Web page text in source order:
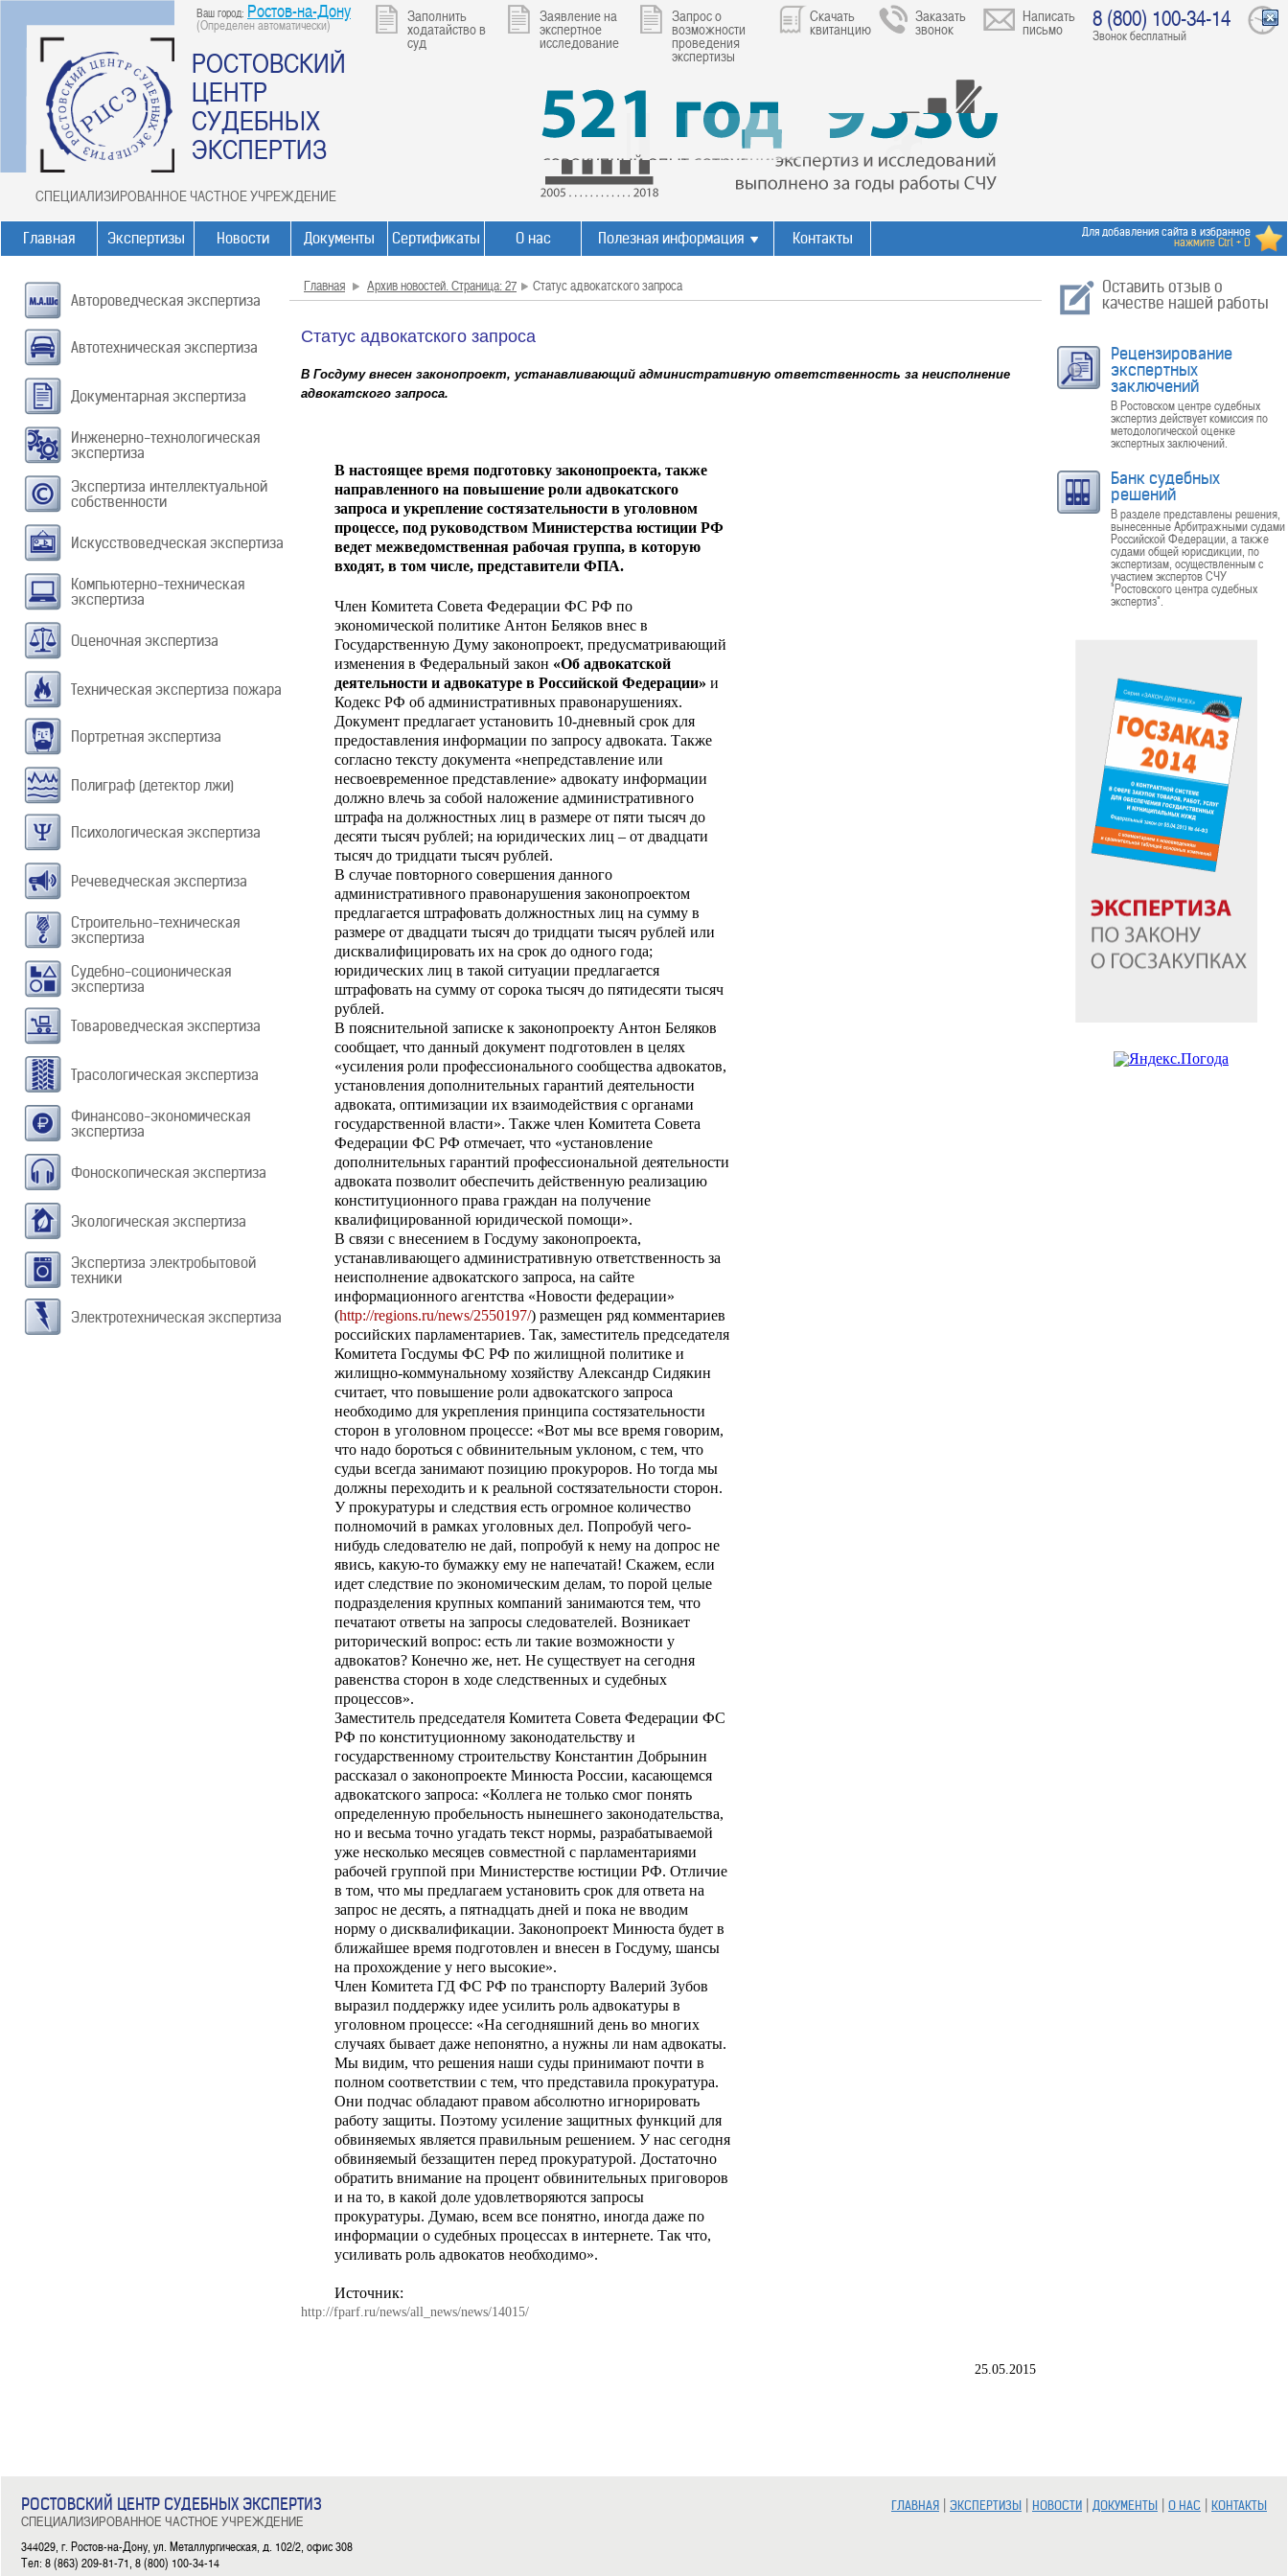
Ваш город: Ростов-на-Дону
(Определен автоматически)
РОСТОВСКИЙ
ЦЕНТР
СУДЕБНЫХ
ЭКСПЕРТИЗ
СПЕЦИАЛИЗИРОВАННОЕ ЧАСТНОЕ УЧРЕЖДЕНИЕ
Заполнить
ходатайство в
суд
Заявление на
экспертное
исследование
Запрос о
возможности
проведения
экспертизы
Скачать
квитанцию
Заказать
звонок
Написать
письмо 8 (800) 100-34-14
Звонок бесплатный
Главная Экспертизы Новости Документы Сертификаты О нас Полезная информация Контакты Для добавления сайта в избранное
нажмите Ctrl + D
Автороведческая экспертиза
Автотехническая экспертиза
Документарная экспертиза
Инженерно-технологическая
экспертиза
Экспертиза интеллектуальной
собственности
Искусствоведческая экспертиза
Компьютерно-техническая
экспертиза
Оценочная экспертиза
Техническая экспертиза пожара
Портретная экспертиза
Полиграф (детектор лжи)
Психологическая экспертиза
Речеведческая экспертиза
Строительно-техническая
экспертиза
Судебно-соционическая
экспертиза
Товароведческая экспертиза
Трасологическая экспертиза
Финансово-экономическая
экспертиза
Фоноскопическая экспертиза
Экологическая экспертиза
Экспертиза электробытовой
техники
Электротехническая экспертиза
Главная Архив новостей. Страница: 27 Статус адвокатского запроса
Статус адвокатского запроса
В Госдуму внесен законопроект, устанавливающий административную ответственность за неисполнение
адвокатского запроса.
В настоящее время подготовку законопроекта, также
направленного на повышение роли адвокатского
запроса и укрепление состязательности в уголовном
процессе, под руководством Министерства юстиции РФ
ведет межведомственная рабочая группа, в которую
входят, в том числе, представители ФПА.
Член Комитета Совета Федерации ФС РФ по
экономической политике Антон Беляков внес в
Государственную Думу законопроект, предусматривающий
изменения в Федеральный закон «Об адвокатской
деятельности и адвокатуре в Российской Федерации» и
Кодекс РФ об административных правонарушениях.
Документ предлагает установить 10-дневный срок для
предоставления информации по запросу адвоката. Также
согласно тексту документа «непредставление или
несвоевременное представление» адвокату информации
должно влечь за собой наложение административного
штрафа на должностных лиц в размере от пяти тысяч до
десяти тысяч рублей; на юридических лиц – от двадцати
тысяч до тридцати тысяч рублей.
В случае повторного совершения данного
административного правонарушения законопроектом
предлагается штрафовать должностных лиц на сумму в
размере от двадцати тысяч до тридцати тысяч рублей или
дисквалифицировать их на срок до одного года;
юридических лиц в такой ситуации предлагается
штрафовать на сумму от сорока тысяч до пятидесяти тысяч
рублей.
В пояснительной записке к законопроекту Антон Беляков
сообщает, что данный документ подготовлен в целях
«усиления роли профессионального сообщества адвокатов,
установления дополнительных гарантий деятельности
адвоката, оптимизации их взаимодействия с органами
государственной власти». Также член Комитета Совета
Федерации ФС РФ отмечает, что «установление
дополнительных гарантий профессиональной деятельности
адвоката позволит обеспечить действенную реализацию
конституционного права граждан на получение
квалифицированной юридической помощи».
В связи с внесением в Госдуму законопроекта,
устанавливающего административную ответственность за
неисполнение адвокатского запроса, на сайте
информационного агентства «Новости федерации»
(http://regions.ru/news/2550197/) размещен ряд комментариев
российских парламентариев. Так, заместитель председателя
Комитета Госдумы ФС РФ по жилищной политике и
жилищно-коммунальному хозяйству Александр Сидякин
считает, что повышение роли адвокатского запроса
необходимо для укрепления принципа состязательности
сторон в уголовном процессе: «Вот мы все время говорим,
что надо бороться с обвинительным уклоном, с тем, что
судьи всегда занимают позицию прокуроров. Но тогда мы
должны переходить и к реальной состязательности сторон.
У прокуратуры и следствия есть огромное количество
полномочий в рамках уголовных дел. Попробуй чего-
нибудь следователю не дай, попробуй к нему на допрос не
явись, какую-то бумажку ему не напечатай! Скажем, если
идет следствие по экономическим делам, то порой целые
подразделения крупных компаний занимаются тем, что
печатают ответы на запросы следователей. Возникает
риторический вопрос: есть ли такие возможности у
адвокатов? Конечно же, нет. Не существует на сегодня
равенства сторон в ходе следственных и судебных
процессов».
Заместитель председателя Комитета Совета Федерации ФС
РФ по конституционному законодательству и
государственному строительству Константин Добрынин
рассказал о законопроекте Минюста России, касающемся
адвокатского запроса: «Коллега не только смог понять
определенную пробельность нынешнего законодательства,
но и весьма точно угадать текст нормы, разрабатываемой
уже несколько месяцев совместной с парламентариями
рабочей группой при Министерстве юстиции РФ. Отличие
в том, что мы предлагаем установить срок для ответа на
запрос не десять, а пятнадцать дней и пока не вводим
норму о дисквалификации. Законопроект Минюста будет в
ближайшее время подготовлен и внесен в Госдуму, шансы
на прохождение у него высокие».
Член Комитета ГД ФС РФ по транспорту Валерий Зубов
выразил поддержку идее усилить роль адвокатуры в
уголовном процессе: «На сегодняшний день во многих
случаях бывает даже непонятно, а нужны ли нам адвокаты.
Мы видим, что решения наши суды принимают почти в
полном соответствии с тем, что представила прокуратура.
Они подчас обладают правом абсолютно игнорировать
работу защиты. Поэтому усиление защитных функций для
обвиняемых является правильным решением. У нас сегодня
обвиняемый беззащитен перед прокуратурой. Достаточно
обратить внимание на процент обвинительных приговоров
и на то, в какой доле удовлетворяются запросы
прокуратуры. Думаю, всем все понятно, иногда даже по
информации о судебных процессах в интернете. Так что,
усиливать роль адвокатов необходимо».
Источник:
http://fparf.ru/news/all_news/news/14015/
25.05.2015
Оставить отзыв о
качестве нашей работы
Рецензирование
экспертных
заключений
В Ростовском центре судебных
экспертиз действует комиссия по
методологической оценке
экспертных заключений.
Банк судебных
решений
В разделе представлены решения,
вынесенные Арбитражными судами
Российской Федерации, а также
судами общей юрисдикции, по
экспертизам, осуществленным с
участием экспертов СЧУ
"Ростовского центра судебных
экспертиз".
РОСТОВСКИЙ ЦЕНТР СУДЕБНЫХ ЭКСПЕРТИЗ
СПЕЦИАЛИЗИРОВАННОЕ ЧАСТНОЕ УЧРЕЖДЕНИЕ
344029, г. Ростов-на-Дону, ул. Металлургическая, д. 102/2, офис 308
Тел: 8 (863) 209-81-71, 8 (800) 100-34-14
ГЛАВНАЯ | ЭКСПЕРТИЗЫ | НОВОСТИ | ДОКУМЕНТЫ | О НАС | КОНТАКТЫ